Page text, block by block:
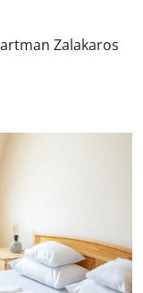
Zalakaros